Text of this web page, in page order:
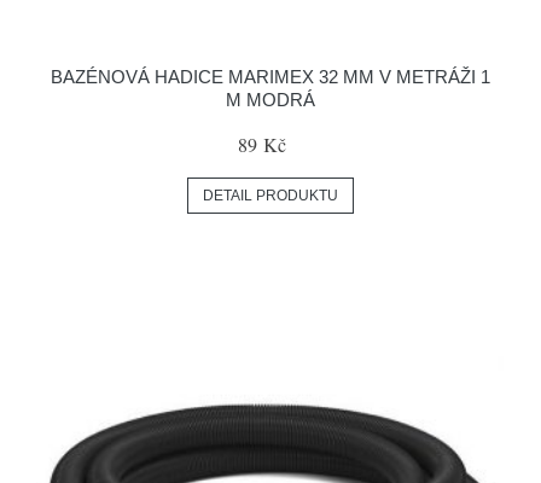
BAZÉNOVÁ HADICE MARIMEX 32 MM V METRÁŽI 1
M MODRÁ
89 Kč
DETAIL PRODUKTU